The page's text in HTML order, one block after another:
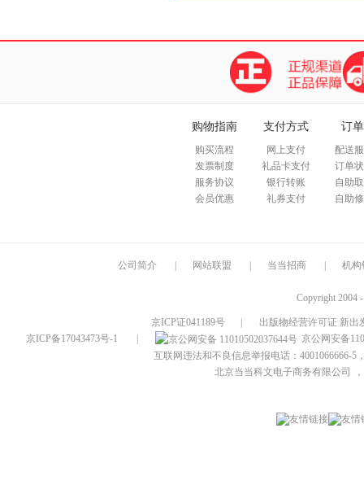
购物指南
购买流程
发票制度
服务协议
会员优惠
支付方式
网上支付
礼品卡支付
银行转账
礼券支付
订
配送
订单
自助
自助
公司简介 网站联盟 当当招商 机构
Copyright 2004
京ICP证041189号
出版物经营许可证 新出
京ICP备17043473号-1
京公网安备
互联网违法和不良信息举报电话：4001066666-5
北京当当科文电子商务有限公司